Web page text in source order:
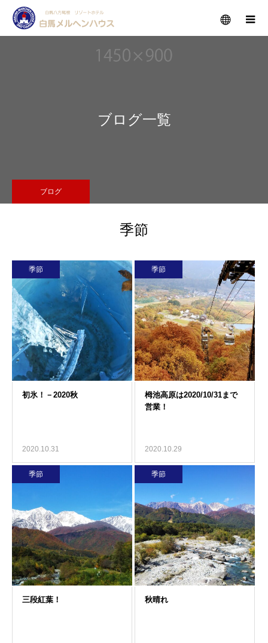
メニュー
ブログ一覧
ブログ
季節
季節
2020.10.31
季節
2020.10.29
季節 季節